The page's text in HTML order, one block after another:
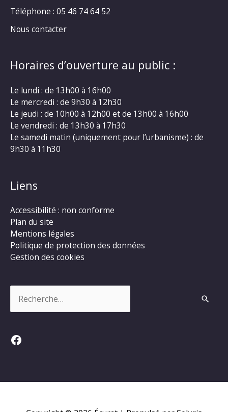
Téléphone : 05 46 74 64 52
Nous contacter
Horaires d’ouverture au public :
Le lundi : de 13h00 à 16h00
Le mercredi : de 9h30 à 12h30
Le jeudi : de 10h00 à 12h00 et de 13h00 à 16h00
Le vendredi : de 13h30 à 17h30
Le samedi matin (uniquement pour l’urbanisme) : de
9h30 à 11h30
Liens
Accessibilité : non conforme
Plan du site
Mentions légales
Politique de protection des données
Gestion des cookies
Facebook